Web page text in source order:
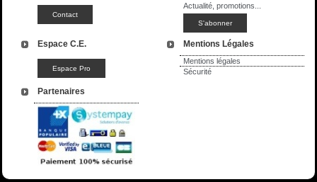
Actualité, promotions...
Espace C.E. Mentions Légales
Mentions légales
Sécurité
Partenaires